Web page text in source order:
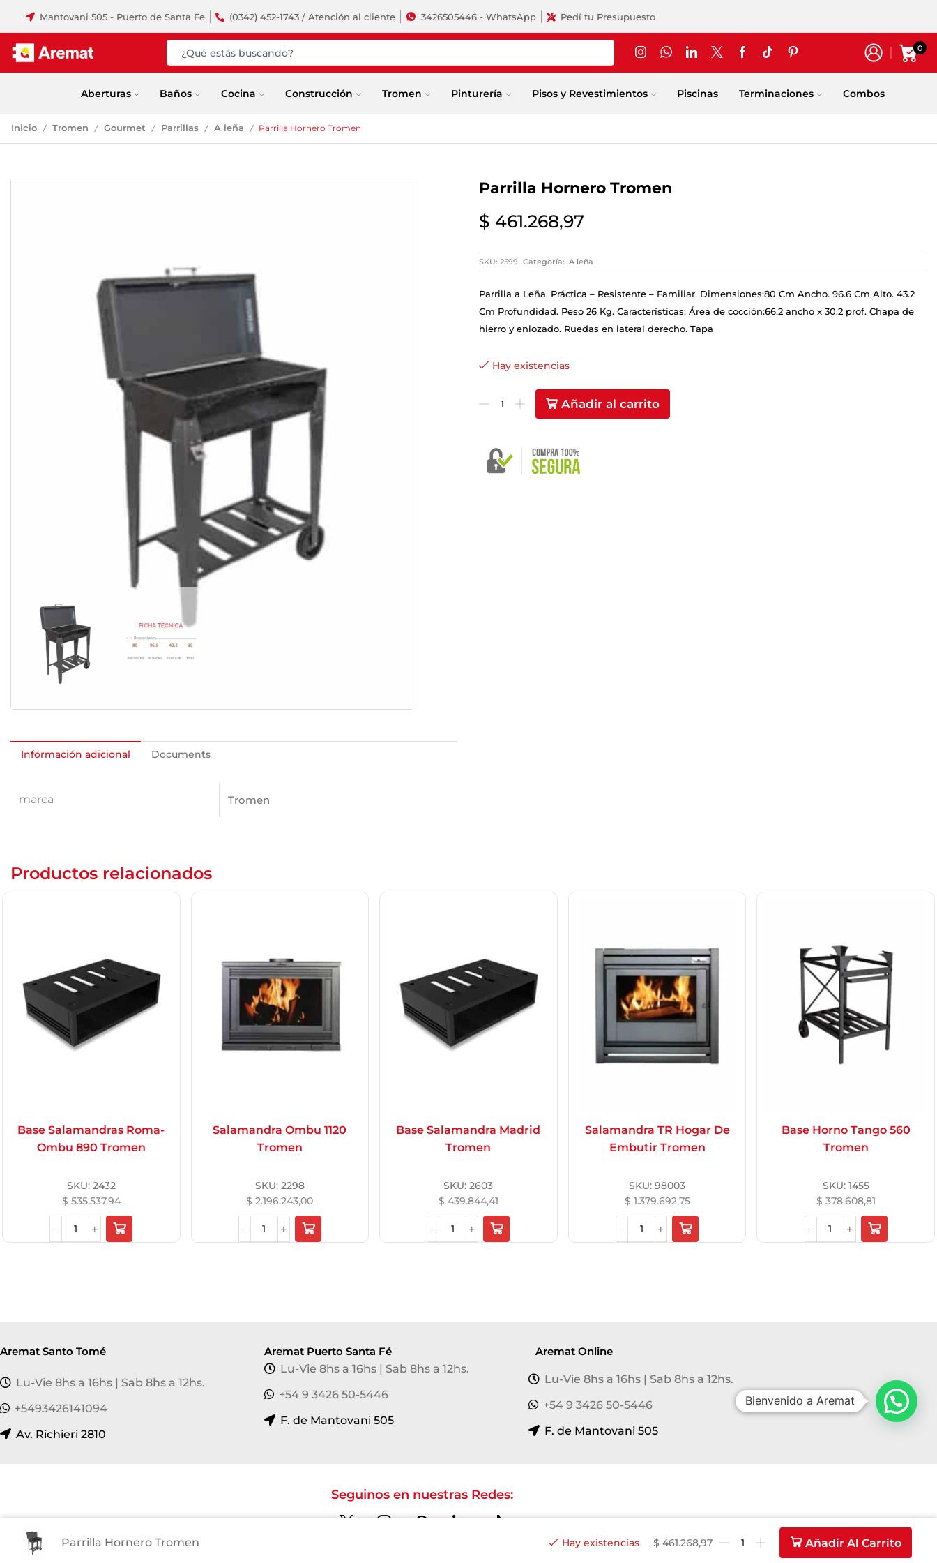
Mantovani 505 - Puerto de Santa Fe (0342) 452-1743 / Atención al cliente 3426505446 - WhatsApp Pedí tu Presupuesto
0
Aberturas Baños Cocina Construcción Tromen Pinturería Pisos y Revestimientos Piscinas Terminaciones Combos
Inicio / Tromen / Gourmet / Parrillas / A leña / Parrilla Hornero Tromen
Información adicional Documents
marca Tromen
Parrilla Hornero Tromen
$ 461.268,97
SKU: 2599 Categoría: A leña
Parrilla a Leña. Práctica – Resistente – Familiar. Dimensiones:80 Cm Ancho. 96.6 Cm Alto. 43.2
Cm Profundidad. Peso 26 Kg. Características: Área de cocción:66.2 ancho x 30.2 prof. Chapa de
hierro y enlozado. Ruedas en lateral derecho. Tapa
Hay existencias
Añadir al carrito
Productos relacionados
Base Salamandras Roma-
Ombu 890 Tromen
SKU: 2432
$ 535.537,94
Salamandra Ombu 1120
Tromen
SKU: 2298
$ 2.196.243,00
Base Salamandra Madrid
Tromen
SKU:2603
$ 439.844,41
Salamandra TR Hogar De
Embutir Tromen
SKU:98003
$ 1.379.692,75
Base Horno Tango 560
Tromen
SKU: 1455
$ 378.608,81
Aremat Santo Tomé
Lu-Vie 8hs a 16hs | Sab 8hs a 12hs.
+5493426141094
Av. Richieri 2810
Aremat Puerto Santa Fé
Lu-Vie 8hs a 16hs | Sab 8hs a 12hs.
+54 9 3426 50-5446
F. de Mantovani 505
Aremat Online
Lu-Vie 8hs a 16hs | Sab 8hs a 12hs.
+54 9 3426 50-5446
F. de Mantovani 505
Seguinos en nuestras Redes:
Parrilla Hornero Tromen $ 461.268,97
Hay existencias Añadir Al Carrito
Bienvenido a Aremat